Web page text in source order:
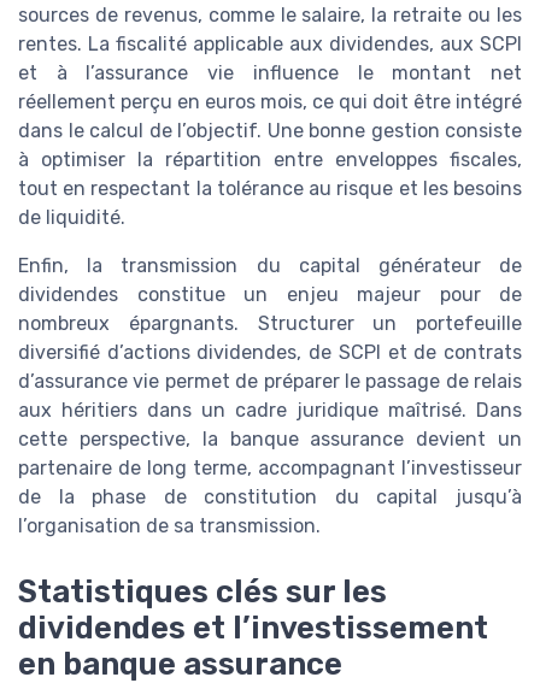
sources de revenus, comme le salaire, la retraite ou les
rentes. La fiscalité applicable aux dividendes, aux SCPI
et à l’assurance vie influence le montant net
réellement perçu en euros mois, ce qui doit être intégré
dans le calcul de l’objectif. Une bonne gestion consiste
à optimiser la répartition entre enveloppes fiscales,
tout en respectant la tolérance au risque et les besoins
de liquidité.
Enfin, la transmission du capital générateur de
dividendes constitue un enjeu majeur pour de
nombreux épargnants. Structurer un portefeuille
diversifié d’actions dividendes, de SCPI et de contrats
d’assurance vie permet de préparer le passage de relais
aux héritiers dans un cadre juridique maîtrisé. Dans
cette perspective, la banque assurance devient un
partenaire de long terme, accompagnant l’investisseur
de la phase de constitution du capital jusqu’à
l’organisation de sa transmission.
Statistiques clés sur les
dividendes et l’investissement
en banque assurance